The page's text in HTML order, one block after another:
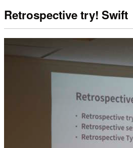
Retrospective try! Swift